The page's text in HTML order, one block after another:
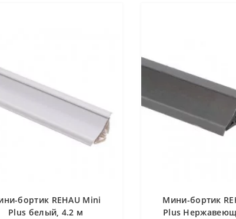
бортик REHAU Mini
Plus белый, 4.2 м
Мини-бортик
Plus